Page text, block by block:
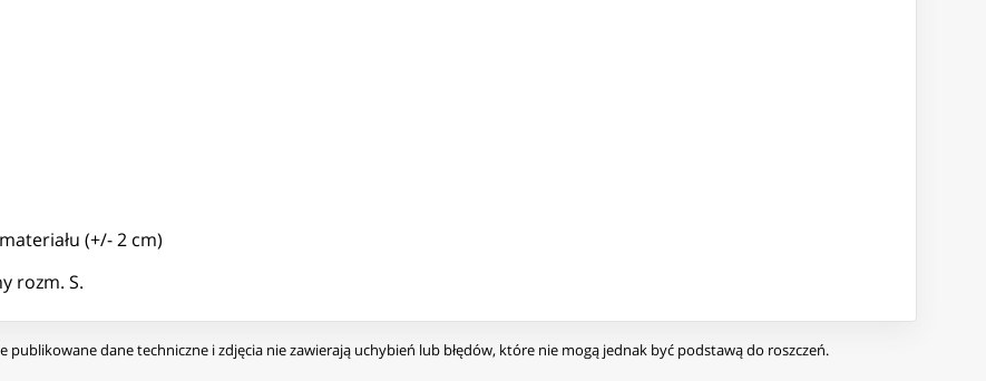
(+/- 2 cm)
rozm. S.
publikowane dane techniczne i zdjęcia nie zawierają uchybień lub błędów, które nie mogą jednak być podstawą do roszczeń.